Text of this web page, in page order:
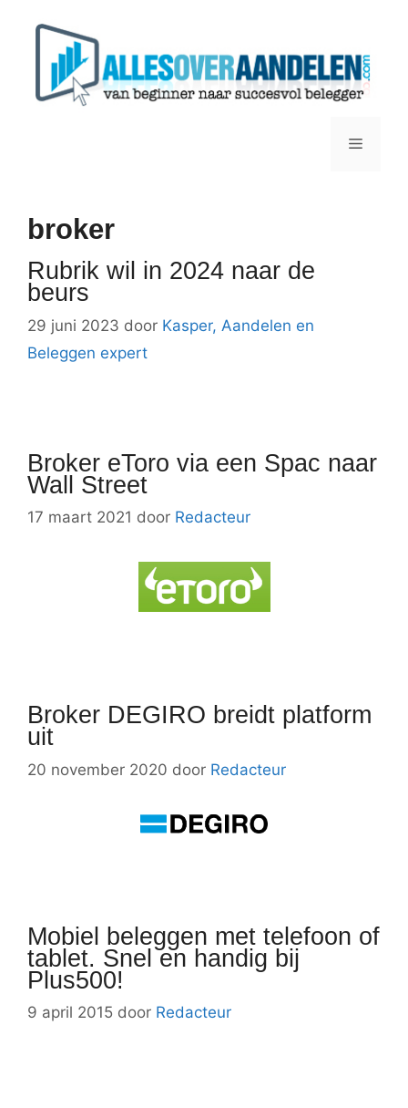
Menu
broker
Rubrik wil in 2024 naar de
beurs
29 juni 2023 door Kasper, Aandelen en
Beleggen expert
Broker eToro via een Spac naar
Wall Street
17 maart 2021 door Redacteur
Broker DEGIRO breidt platform
uit
20 november 2020 door Redacteur
Mobiel beleggen met telefoon of
tablet. Snel en handig bij
Plus500!
9 april 2015 door Redacteur